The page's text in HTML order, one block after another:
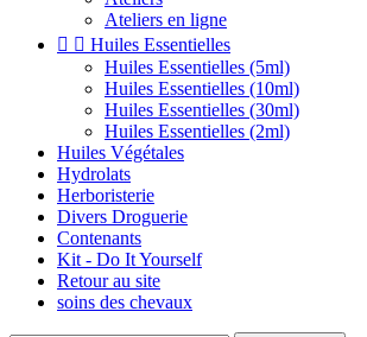
Ateliers en ligne
  Huiles Essentielles
Huiles Essentielles (5ml)
Huiles Essentielles (10ml)
Huiles Essentielles (30ml)
Huiles Essentielles (2ml)
Huiles Végétales
Hydrolats
Herboristerie
Divers Droguerie
Contenants
Kit - Do It Yourself
Retour au site
soins des chevaux